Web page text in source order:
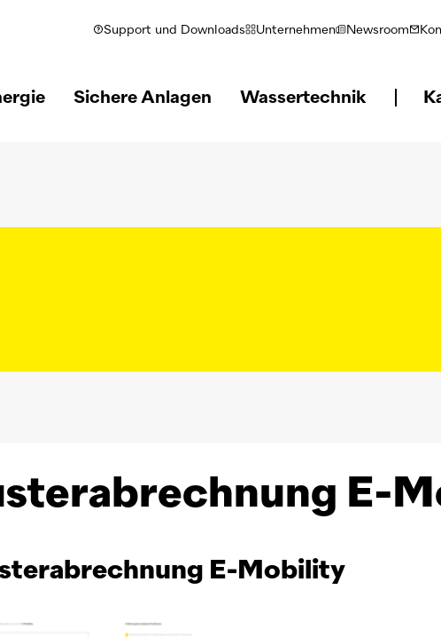
Support und Downloads Unternehmen Newsroom
Sichere Anlagen Wassertechnik
E-
E-Mobility